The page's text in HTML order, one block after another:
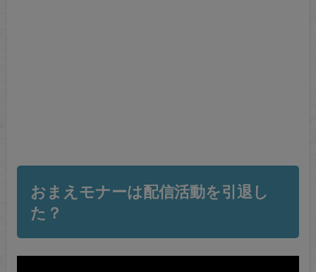
おまえモナーは配信活動を引退し
た？